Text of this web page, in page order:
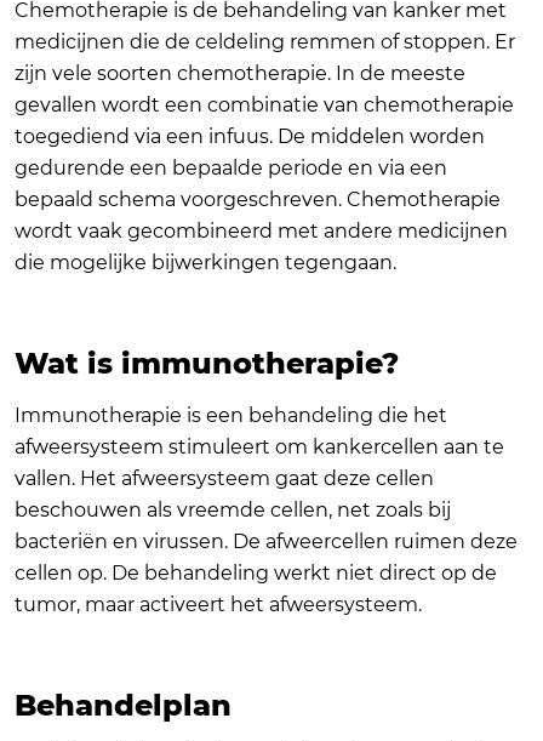
Chemotherapie is de behandeling van kanker met
medicijnen die de celdeling remmen of stoppen. Er
zijn vele soorten chemotherapie. In de meeste
gevallen wordt een combinatie van chemotherapie
toegediend via een infuus. De middelen worden
gedurende een bepaalde periode en via een
bepaald schema voorgeschreven. Chemotherapie
wordt vaak gecombineerd met andere medicijnen
die mogelijke bijwerkingen tegengaan.
Wat is immunotherapie?
Immunotherapie is een behandeling die het
afweersysteem stimuleert om kankercellen aan te
vallen. Het afweersysteem gaat deze cellen
beschouwen als vreemde cellen, net zoals bij
bacteriën en virussen. De afweercellen ruimen deze
cellen op. De behandeling werkt niet direct op de
tumor, maar activeert het afweersysteem.
Behandelplan